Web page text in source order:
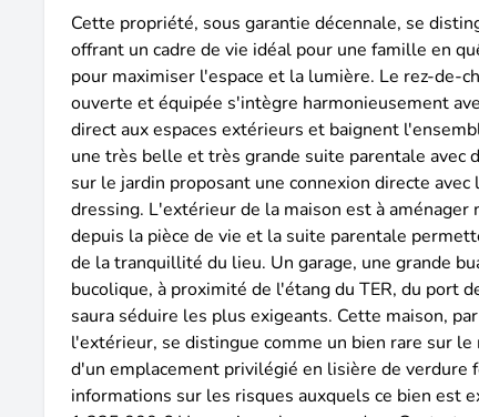
Cette propriété, sous garantie décennale, se
offrant un cadre de vie idéal pour une famille en
pour maximiser l'espace et la lumière. Le rez-de-
ouverte et équipée s'intègre harmonieusement
direct aux espaces extérieurs et baignent
une très belle et très grande suite parentale avec
sur le jardin proposant une connexion directe
dressing. L'extérieur de la maison est à
depuis la pièce de vie et la suite parentale
de la tranquillité du lieu. Un garage, une grande
bucolique, à proximité de l'étang du TER, du port
saura séduire les plus exigeants. Cette maison,
l'extérieur, se distingue comme un bien rare sur
d'un emplacement privilégié en lisière de verdure
informations sur les risques auxquels ce bien est